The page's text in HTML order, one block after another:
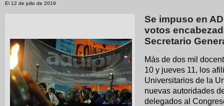
El 12 de julio de 2019
Se impuso en
votos
Secretario
Más de dos mil
10 y jueves 11, los
Universitarios de la
nuevas autoridades
delegados al